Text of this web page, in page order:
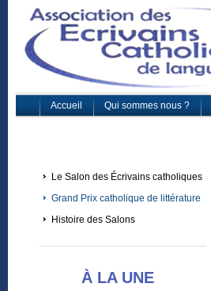
Accueil Qui sommes nous ?
Le Salon des Écrivains catholiques
Grand Prix catholique de littérature
Histoire des Salons
À LA UNE